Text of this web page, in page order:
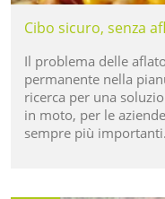
Cibo sicuro, senza
Il problema delle
permanente nella
ricerca per una
in moto, per le
sempre più importanti.